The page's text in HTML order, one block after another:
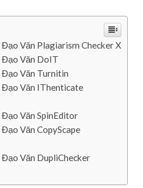
Văn Plagiarism Checker X
Đạo Văn DoIT
Đạo Văn Turnitin
Đạo Văn IThenticate
Văn SpinEditor
Văn CopyScape
Văn DupliChecker